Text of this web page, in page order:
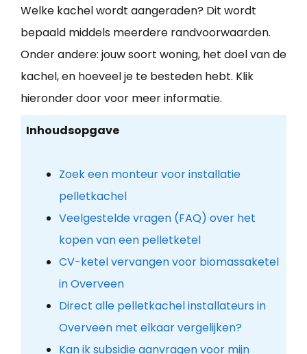
Welke kachel wordt aangeraden? Dit wordt
bepaald middels meerdere randvoorwaarden.
Onder andere: jouw soort woning, het doel van de
kachel, en hoeveel je te besteden hebt. Klik
hieronder door voor meer informatie.
Inhoudsopgave
Zoek een monteur voor installatie
pelletkachel
Veelgestelde vragen (FAQ) over het
kopen van een pelletketel
CV-ketel vervangen voor biomassaketel
in Overveen
Direct alle pelletkachel installateurs in
Overveen met elkaar vergelijken?
Kan ik subsidie aanvragen voor mijn